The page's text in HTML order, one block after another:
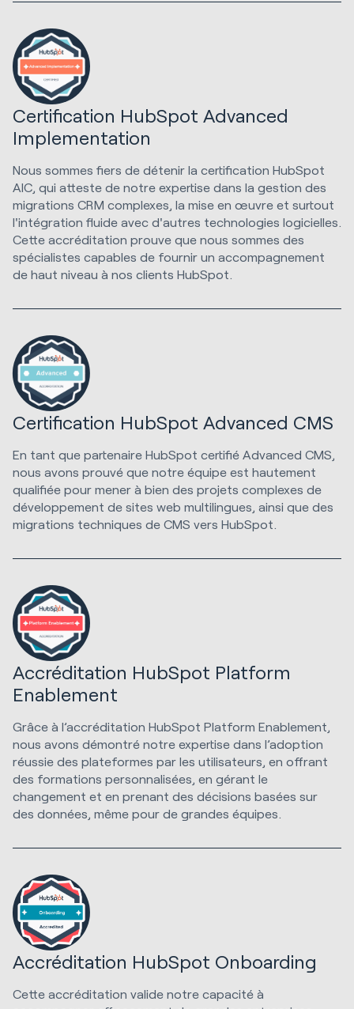
Certification HubSpot Advanced
Implementation
Nous sommes fiers de détenir la certification HubSpot
AIC, qui atteste de notre expertise dans la gestion des
migrations CRM complexes, la mise en œuvre et surtout
l'intégration fluide avec d'autres technologies logicielles.
Cette accréditation prouve que nous sommes des
spécialistes capables de fournir un accompagnement
de haut niveau à nos clients HubSpot.
Certification HubSpot Advanced CMS
En tant que partenaire HubSpot certifié Advanced CMS,
nous avons prouvé que notre équipe est hautement
qualifiée pour mener à bien des projets complexes de
développement de sites web multilingues, ainsi que des
migrations techniques de CMS vers HubSpot.
Accréditation HubSpot Platform
Enablement
Grâce à l’accréditation HubSpot Platform Enablement,
nous avons démontré notre expertise dans l’adoption
réussie des plateformes par les utilisateurs, en offrant
des formations personnalisées, en gérant le
changement et en prenant des décisions basées sur
des données, même pour de grandes équipes.
Accréditation HubSpot Onboarding
Cette accréditation valide notre capacité à